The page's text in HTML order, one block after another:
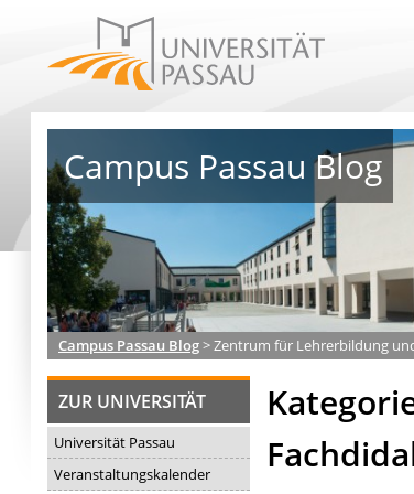
Campus Passau Blog
Campus Passau Blog>Zentrum für Lehrerbildung
ZUR UNIVERSITÄT
Universität Passau
Veranstaltungskalender